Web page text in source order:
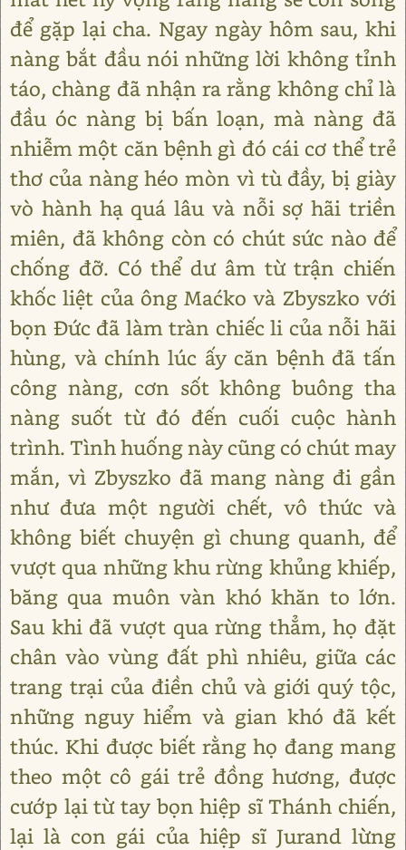
để gặp lại cha. Ngay ngày hôm sau, khi
nàng bắt đầu nói những lời không tỉnh
táo, chàng đã nhận ra rằng không chỉ là
đầu óc nàng bị bấn loạn, mà nàng đã
nhiễm một căn bệnh gì đó cái cơ thể trẻ
thơ của nàng héo mòn vì tù đầy, bị giày
vò hành hạ quá lâu và nỗi sợ hãi triền
miên, đã không còn có chút sức nào để
chống đỡ. Có thể dư âm từ trận chiến
khốc liệt của ông Maćko và Zbyszko với
bọn Đức đã làm tràn chiếc li của nỗi hãi
hùng, và chính lúc ấy căn bệnh đã tấn
công nàng, cơn sốt không buông tha
nàng suốt từ đó đến cuối cuộc hành
trình. Tình huống này cũng có chút may
mắn, vì Zbyszko đã mang nàng đi gần
như đưa một người chết, vô thức và
không biết chuyện gì chung quanh, để
vượt qua những khu rừng khủng khiếp,
băng qua muôn vàn khó khăn to lớn.
Sau khi đã vượt qua rừng thẳm, họ đặt
chân vào vùng đất phì nhiêu, giữa các
trang trại của điền chủ và giới quý tộc,
những nguy hiểm và gian khó đã kết
thúc. Khi được biết rằng họ đang mang
theo một cô gái trẻ đồng hương, được
cướp lại từ tay bọn hiệp sĩ Thánh chiến,
lại là con gái của hiệp sĩ Jurand lừng